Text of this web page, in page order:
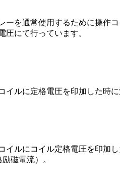
ーを通常使用するために操作
圧にて行っています。
イルに定格電圧を印加した時に
イルにコイル定格電圧を印加
磁電流）。